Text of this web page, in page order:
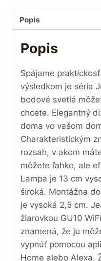
Popis
Popis
Spájame
výsledkom je séria
bodové svetlá
chcete. Elegantný
doma vo vašom
Charakteristickým
rozsah, v akom
môžete ľahko, ale
Lampa je 13 cm
široká. Montážna
je vysoká 2,5 cm.
žiarovkou GU10
znamená, že ju
vypnúť pomocou
Home alebo Alexa.